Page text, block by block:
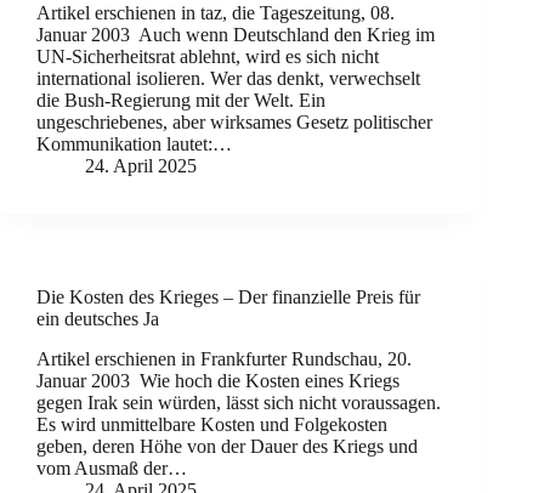
Artikel erschienen in taz, die Tageszeitung, 08.
Januar 2003 Auch wenn Deutschland den Krieg im
UN-Sicherheitsrat ablehnt, wird es sich nicht
international isolieren. Wer das denkt, verwechselt
die Bush-Regierung mit der Welt. Ein
ungeschriebenes, aber wirksames Gesetz politischer
Kommunikation lautet:…
24. April 2025
Die Kosten des Krieges – Der finanzielle Preis für
ein deutsches Ja
Artikel erschienen in Frankfurter Rundschau, 20.
Januar 2003 Wie hoch die Kosten eines Kriegs
gegen Irak sein würden, lässt sich nicht voraussagen.
Es wird unmittelbare Kosten und Folgekosten
geben, deren Höhe von der Dauer des Kriegs und
vom Ausmaß der…